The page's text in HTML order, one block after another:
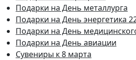
Подарки на День металлурга
Подарки на День энергетика
Подарки на День
Подарки на День авиации
Сувениры к 8 марта